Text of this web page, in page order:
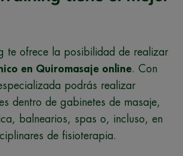
te ofrece la posibilidad de realizar
en Quiromasaje online. Con
podrás realizar
dentro de gabinetes de masaje,
balnearios, spas o, incluso, en
de fisioterapia.